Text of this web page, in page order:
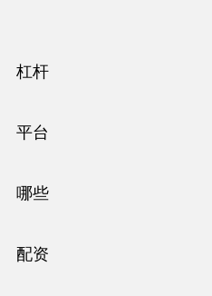
杠杆
平台
哪些
配资